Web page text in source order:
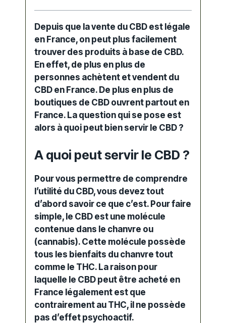
Depuis que la vente du CBD est légale
en France, on peut plus facilement
trouver des produits à base de CBD.
En effet, de plus en plus de
personnes achètent et vendent du
CBD en France. De plus en plus de
boutiques de CBD ouvrent partout en
France. La question qui se pose est
alors à quoi peut bien servir le CBD ?
A quoi peut servir le CBD ?
Pour vous permettre de comprendre
l’utilité du CBD, vous devez tout
d’abord savoir ce que c’est. Pour faire
simple, le CBD est une molécule
contenue dans le chanvre ou
(cannabis). Cette molécule possède
tous les bienfaits du chanvre tout
comme le THC. La raison pour
laquelle le CBD peut être acheté en
France légalement est que
contrairement au THC, il ne possède
pas d’effet psychoactif.